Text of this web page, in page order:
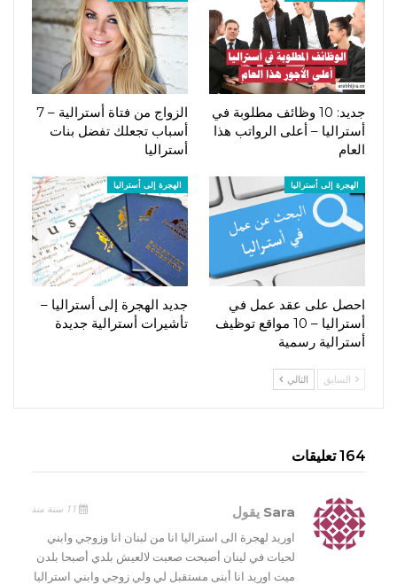
جديد: 10 وظائف مطلوبة في
أستراليا – أعلى الرواتب هذا
العام
الزواج من فتاة أسترالية – 7
أسباب تجعلك تفضل بنات
أستراليا
الهجرة إلى أستراليا
احصل على عقد عمل في
أستراليا – 10 مواقع توظيف
أسترالية رسمية
الهجرة إلى أستراليا
جديد الهجرة إلى أستراليا –
تأشيرات أسترالية جديدة
السابق التالي
164 تعليقات
Sara يقول
اوريد لهجرة الى استراليا انا من لبنان انا وزوجي وابني
لحيات في لينان أصبحت صعبت لالعيش بلدي أصبحا بلدن
ميت اوريد انا أبنى مستقبل لي ولي زوجي وابني استراليا